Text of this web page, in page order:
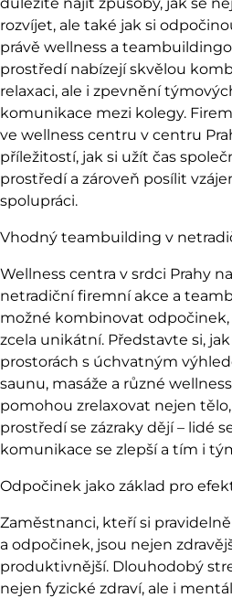
rozvíjet, ale také jak si
právě wellness a
prostředí nabízejí skvělou
relaxaci, ale i zpevnění
komunikace mezi kolegy.
ve wellness centru v centru
příležitostí, jak si užít čas
prostředí a zároveň posílit
spolupráci.
Vhodný teambuilding v
Wellness centra v srdci Prahy
netradiční firemní akce a
možné kombinovat odpočinek,
zcela unikátní. Představte si,
prostorách s úchvatným
saunu, masáže a různé
pomohou zrelaxovat nejen
prostředí se zázraky dějí – lidé
komunikace se zlepší a tím i
Odpočinek jako základ pro
Zaměstnanci, kteří si
a odpočinek, jsou nejen
produktivnější. Dlouhodobý
nejen fyzické zdraví, ale i